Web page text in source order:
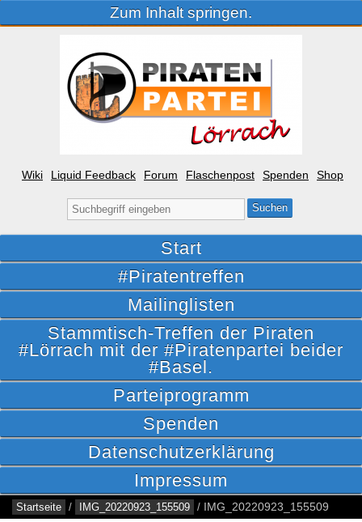
Zum Inhalt springen.
Wiki Liquid Feedback Forum Flaschenpost Spenden Shop
Suche
nach:
Start
#Piratentreffen
Mailinglisten
Stammtisch-Treffen der Piraten
#Lörrach mit der #Piratenpartei beider
#Basel.
Parteiprogramm
Spenden
Datenschutzerklärung
Impressum
Startseite / IMG_20220923_155509 / IMG_20220923_155509